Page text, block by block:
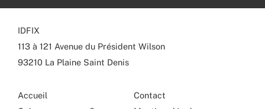
IDFIX
113 à 121 Avenue du Président Wilson
93210 La Plaine Saint Denis
Accueil
Contact